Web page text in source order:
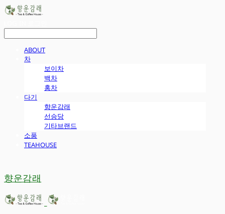
ABOUT
차
보이차
백차
홍차
다기
향운감래
선승당
기타브랜드
소품
TEAHOUSE
향운감래